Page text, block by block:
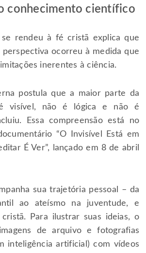
conhecimento científico
rendeu à fé cristã explica que
perspectiva ocorreu à medida que
inerentes à ciência.
postula que a maior parte da
visível, não é lógica e não é
Essa compreensão está no
“O Invisível Está em
É Ver”, lançado em 8 de abril
sua trajetória pessoal – da
ao ateísmo na juventude, e
Para ilustrar suas ideias, o
de arquivo e fotografias
inteligência artificial) com vídeos